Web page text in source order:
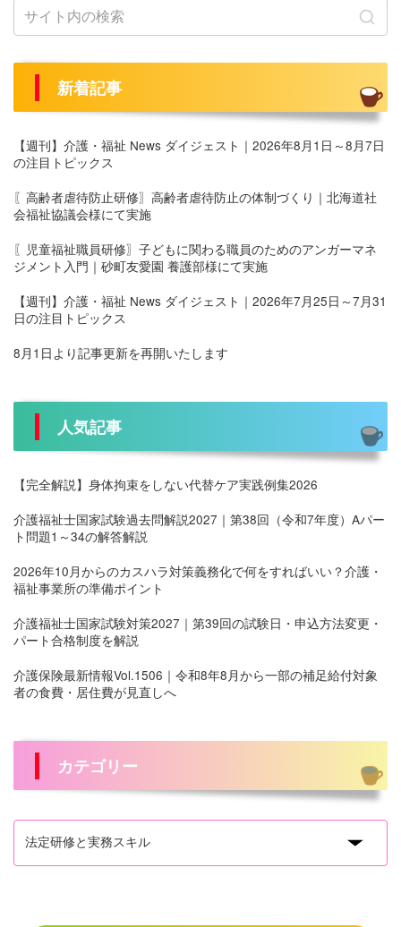
の
ジ
送
り
新着記事
【週刊】介護・福祉 News ダイジェスト｜2026年8月1日～8月7日
の注目トピックス
〖高齢者虐待防止研修〗高齢者虐待防止の体制づくり｜北海道社
会福祉協議会様にて実施
〖児童福祉職員研修〗子どもに関わる職員のためのアンガーマネ
ジメント入門｜砂町友愛園 養護部様にて実施
【週刊】介護・福祉 News ダイジェスト｜2026年7月25日～7月31
日の注目トピックス
8月1日より記事更新を再開いたします
人気記事
【完全解説】身体拘束をしない代替ケア実践例集2026
介護福祉士国家試験過去問解説2027｜第38回（令和7年度）Aパー
ト問題1～34の解答解説
2026年10月からのカスハラ対策義務化で何をすればいい？介護・
福祉事業所の準備ポイント
介護福祉士国家試験対策2027｜第39回の試験日・申込方法変更・
パート合格制度を解説
介護保険最新情報Vol.1506｜令和8年8月から一部の補足給付対象
者の食費・居住費が見直しへ
カテゴリー